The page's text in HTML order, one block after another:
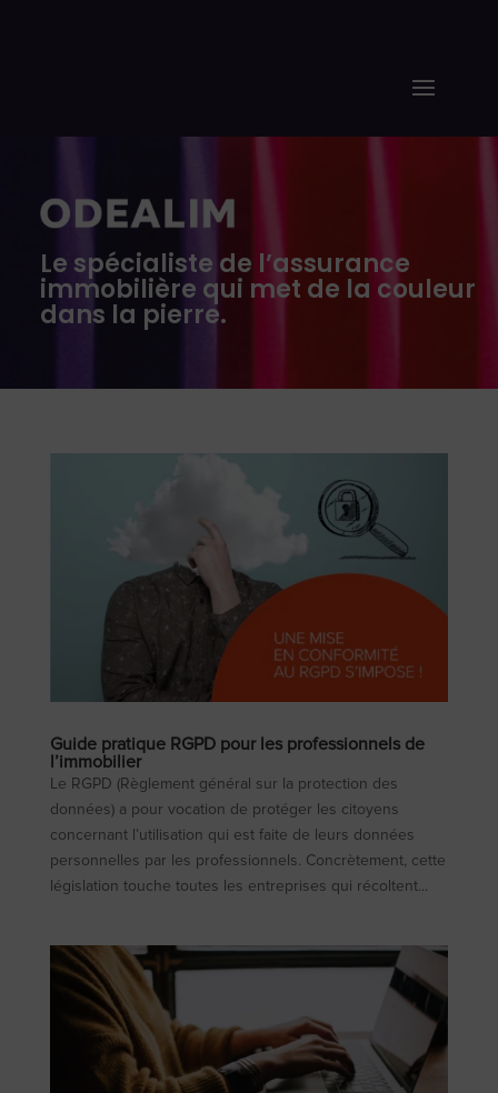
Le spécialiste de l’assurance
immobilière qui met de la couleur
dans la pierre.
Guide pratique RGPD pour les professionnels de
l’immobilier
Le RGPD (Règlement général sur la protection des
données) a pour vocation de protéger les citoyens
concernant l’utilisation qui est faite de leurs données
personnelles par les professionnels. Concrètement, cette
législation touche toutes les entreprises qui récoltent...